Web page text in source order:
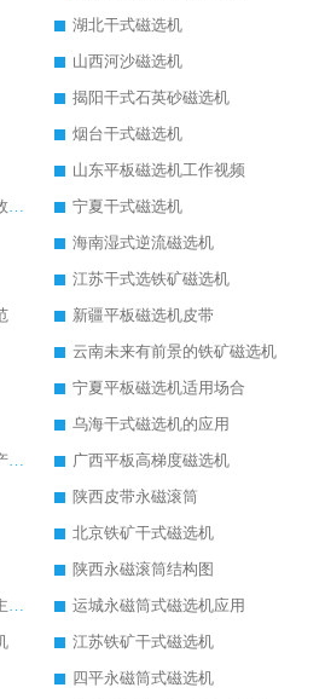
湖北干式磁选机
山西河沙磁选机
揭阳干式石英砂磁选机
烟台干式磁选机
山东平板磁选机工作视频
安徽湿式平板磁选机除铁效果怎么样
宁夏干式磁选机
海南湿式逆流磁选机
江苏干式选铁矿磁选机
新疆平板磁选机皮带
云南未来有前景的铁矿磁选机
宁夏平板磁选机适用场合
乌海干式磁选机的应用
陕西平板全自动磁选机生产厂家
广西平板高梯度磁选机
陕西皮带永磁滚筒
北京铁矿干式磁选机
陕西永磁滚筒结构图
克拉玛依永磁筒式磁选机主要技术参数
运城永磁筒式磁选机应用
江苏铁矿干式磁选机
四平永磁筒式磁选机